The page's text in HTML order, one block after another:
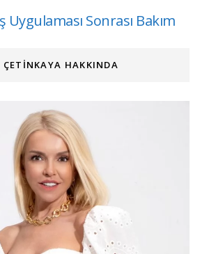
Sonrası Bakım
HAKKINDA